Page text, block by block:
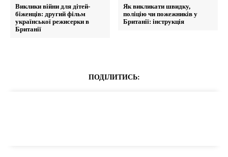
Виклики війни для дітей-
біженців: другий фільм
української режисерки в
Британії
Як викликати швидку,
поліцію чи пожежників у
Британії: інструкція
ПОДІЛИТИСЬ: